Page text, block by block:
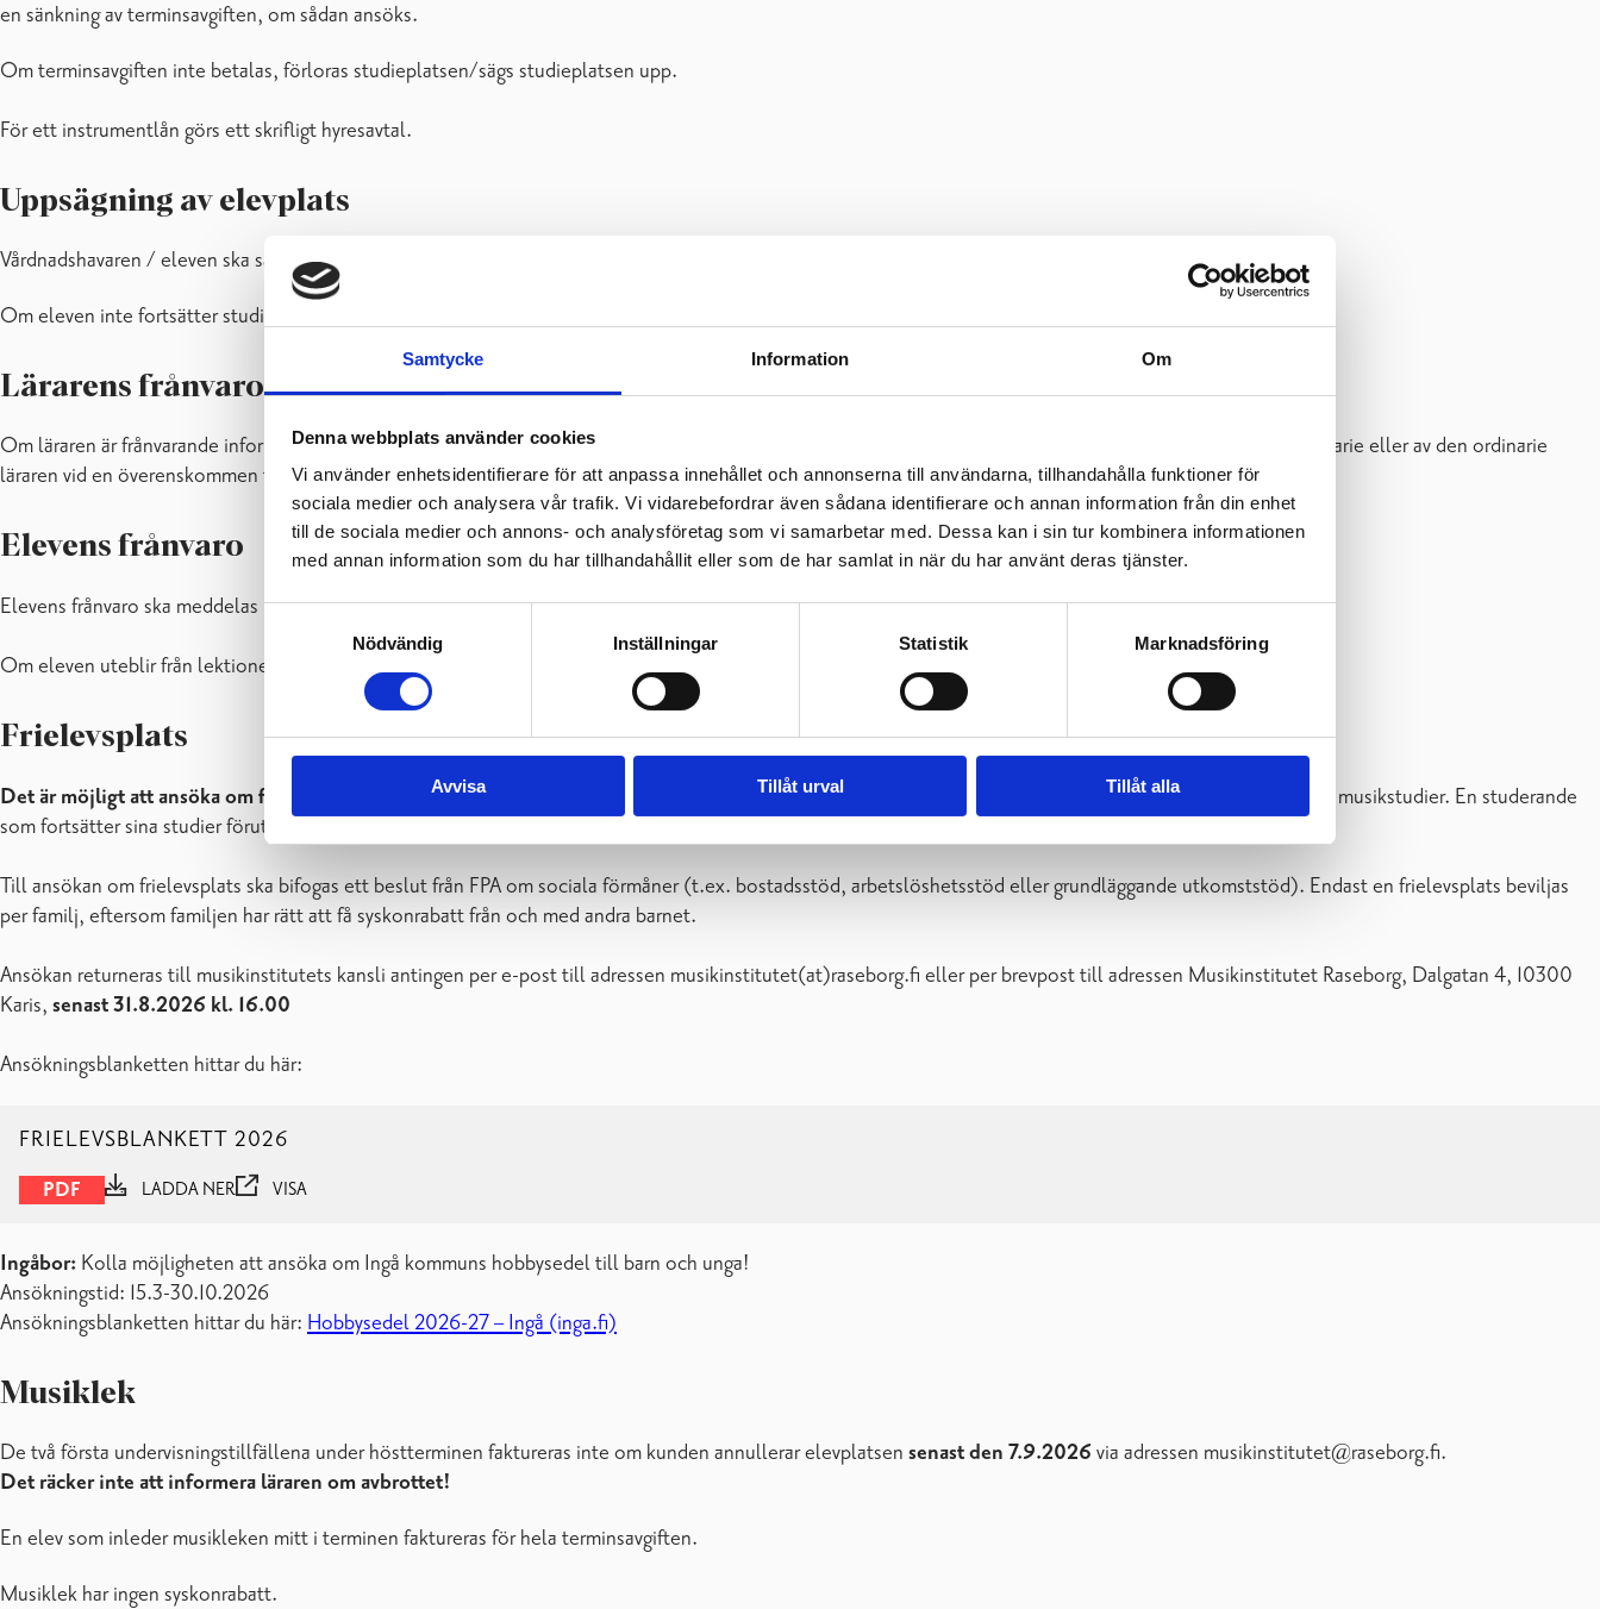
Samtycke Information Om
Denna webbplats använder cookies
Vi använder enhetsidentifierare för att anpassa innehållet och annonserna till användarna, tillhandahålla funktioner för
sociala medier och analysera vår trafik. Vi vidarebefordrar även sådana identifierare och annan information från din enhet
till de sociala medier och annons- och analysföretag som vi samarbetar med. Dessa kan i sin tur kombinera informationen
med annan information som du har tillhandahållit eller som de har samlat in när du har använt deras tjänster.
Nödvändig
Inställningar Statistik Marknadsföring
Avvisa Tillåt urval Tillåt alla
en sänkning av terminsavgiften, om sådan ansöks.
Om terminsavgiften inte betalas, förloras studieplatsen/sägs studieplatsen upp.
För ett instrumentlån görs ett skrifligt hyresavtal.
Uppsägning av elevplats
Vårdnadshavaren / eleven ska säga upp elevplatsen till kansliet skriftligen per e-post (musikinstitutet(at)raseborg.fi) senast måndagen den 3.8.2026.
Om eleven inte fortsätter studierna under vårterminen 2027, ska kansliet meddelas per e-post
Lärarens frånvaro
Om läraren är frånvarande informeras eleverna i ett så tidigt skede som möjligt. Om lektionen inhiberas oftare än två gånger under terminen, ersätts den av vikarie eller av den ordinarie
läraren vid en överenskommen tidpunkt.
Elevens frånvaro
Elevens frånvaro ska meddelas läraren på förhand. Elevens egna frånvaron ersätts inte.
Om eleven uteblir från lektionerna mer än fem gånger kan studieplatsen sägas upp. Terminsavgiften debiteras ändå i sin helhet.
Frielevsplats
Det är möjligt att ansöka om frielevsplats. För läsåret 2026–2027 beviljas totalt 12 frielevsplatser
för instrument- och sångelever som deltar i individuella musikstudier. En studerande
som fortsätter sina studier förutsätts delta aktivt i undervisningen och ha gjort framsteg enligt läroplanen.
Till ansökan om frielevsplats ska bifogas ett beslut från FPA om sociala förmåner (t.ex. bostadsstöd, arbetslöshetsstöd eller grundläggande utkomststöd). Endast en frielevsplats beviljas
per familj, eftersom familjen har rätt att få syskonrabatt från och med andra barnet.
Ansökan returneras till musikinstitutets kansli antingen per e-post till adressen musikinstitutet(at)raseborg.fi eller per brevpost till adressen Musikinstitutet Raseborg, Dalgatan 4, 10300
Karis, senast 31.8.2026 kl. 16.00
Ansökningsblanketten hittar du här:
FRIELEVSBLANKETT 2026
PDF LADDA NER VISA
Ingåbor: Kolla möjligheten att ansöka om Ingå kommuns hobbysedel till barn och unga!
Ansökningstid: 15.3-30.10.2026
Ansökningsblanketten hittar du här: Hobbysedel 2026-27 – Ingå (inga.fi)
Musiklek
De två första undervisningstillfällena under höstterminen faktureras inte om kunden annullerar elevplatsen senast den 7.9.2026 via adressen musikinstitutet@raseborg.fi.
Det räcker inte att informera läraren om avbrottet!
En elev som inleder musikleken mitt i terminen faktureras för hela terminsavgiften.
Musiklek har ingen syskonrabatt.